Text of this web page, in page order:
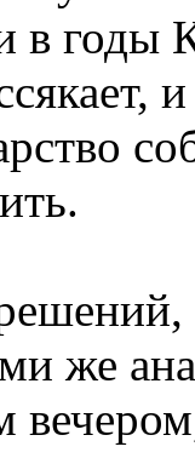
в годы
же